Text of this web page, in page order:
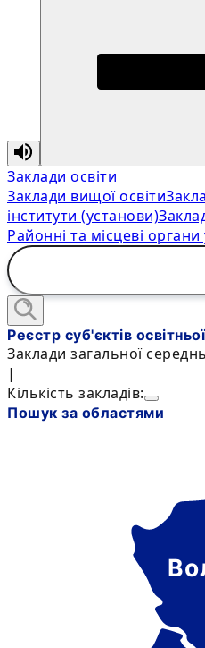
Заклади освіти
Заклади вищої освіти
інститути (установи)
Районні та місцеві
Реєстр суб'єктів
Заклади загальної
|
Кількість закладів:
Пошук за областями